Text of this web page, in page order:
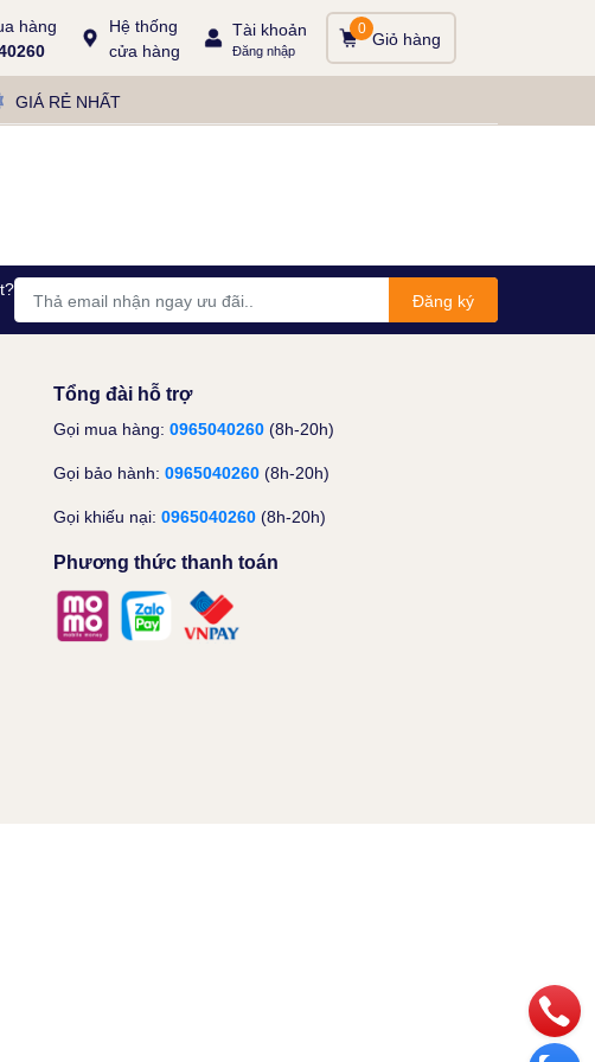
hàng
Hệ thống
cửa hàng
Tài khoản
Đăng nhập
Giỏ hàng
0
GIÁ RẺ NHẤT
Đăng ký
Tổng đài hỗ trợ
Gọi mua hàng: 0965040260 (8h-20h)
Gọi bảo hành: 0965040260 (8h-20h)
Gọi khiếu nại: 0965040260 (8h-20h)
Phương thức thanh toán